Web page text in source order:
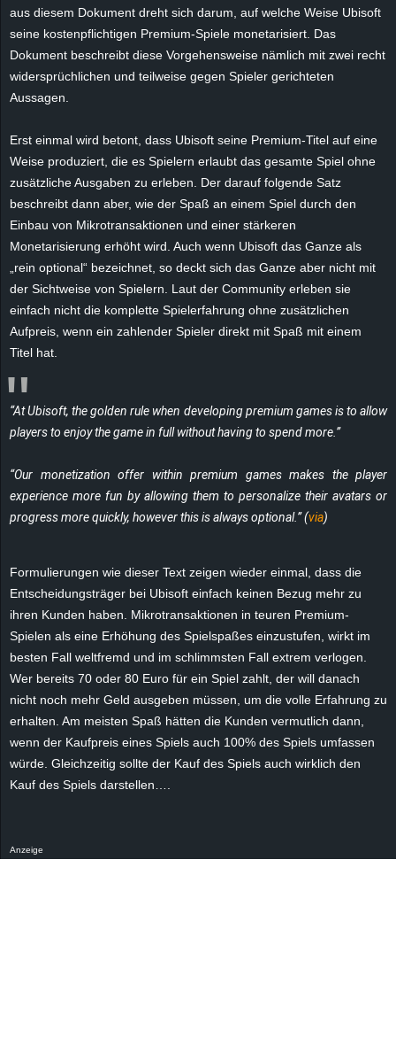
aus diesem Dokument dreht sich darum, auf welche Weise Ubisoft
seine kostenpflichtigen Premium-Spiele monetarisiert. Das
Dokument beschreibt diese Vorgehensweise nämlich mit zwei recht
widersprüchlichen und teilweise gegen Spieler gerichteten
Aussagen.
Erst einmal wird betont, dass Ubisoft seine Premium-Titel auf eine
Weise produziert, die es Spielern erlaubt das gesamte Spiel ohne
zusätzliche Ausgaben zu erleben. Der darauf folgende Satz
beschreibt dann aber, wie der Spaß an einem Spiel durch den
Einbau von Mikrotransaktionen und einer stärkeren
Monetarisierung erhöht wird. Auch wenn Ubisoft das Ganze als
„rein optional“ bezeichnet, so deckt sich das Ganze aber nicht mit
der Sichtweise von Spielern. Laut der Community erleben sie
einfach nicht die komplette Spielerfahrung ohne zusätzlichen
Aufpreis, wenn ein zahlender Spieler direkt mit Spaß mit einem
Titel hat.
“At Ubisoft, the golden rule when developing premium games is to allow
players to enjoy the game in full without having to spend more.”
“Our monetization offer within premium games makes the player
experience more fun by allowing them to personalize their avatars or
progress more quickly, however this is always optional.” (via)
Formulierungen wie dieser Text zeigen wieder einmal, dass die
Entscheidungsträger bei Ubisoft einfach keinen Bezug mehr zu
ihren Kunden haben. Mikrotransaktionen in teuren Premium-
Spielen als eine Erhöhung des Spielspaßes einzustufen, wirkt im
besten Fall weltfremd und im schlimmsten Fall extrem verlogen.
Wer bereits 70 oder 80 Euro für ein Spiel zahlt, der will danach
nicht noch mehr Geld ausgeben müssen, um die volle Erfahrung zu
erhalten. Am meisten Spaß hätten die Kunden vermutlich dann,
wenn der Kaufpreis eines Spiels auch 100% des Spiels umfassen
würde. Gleichzeitig sollte der Kauf des Spiels auch wirklich den
Kauf des Spiels darstellen….
Anzeige